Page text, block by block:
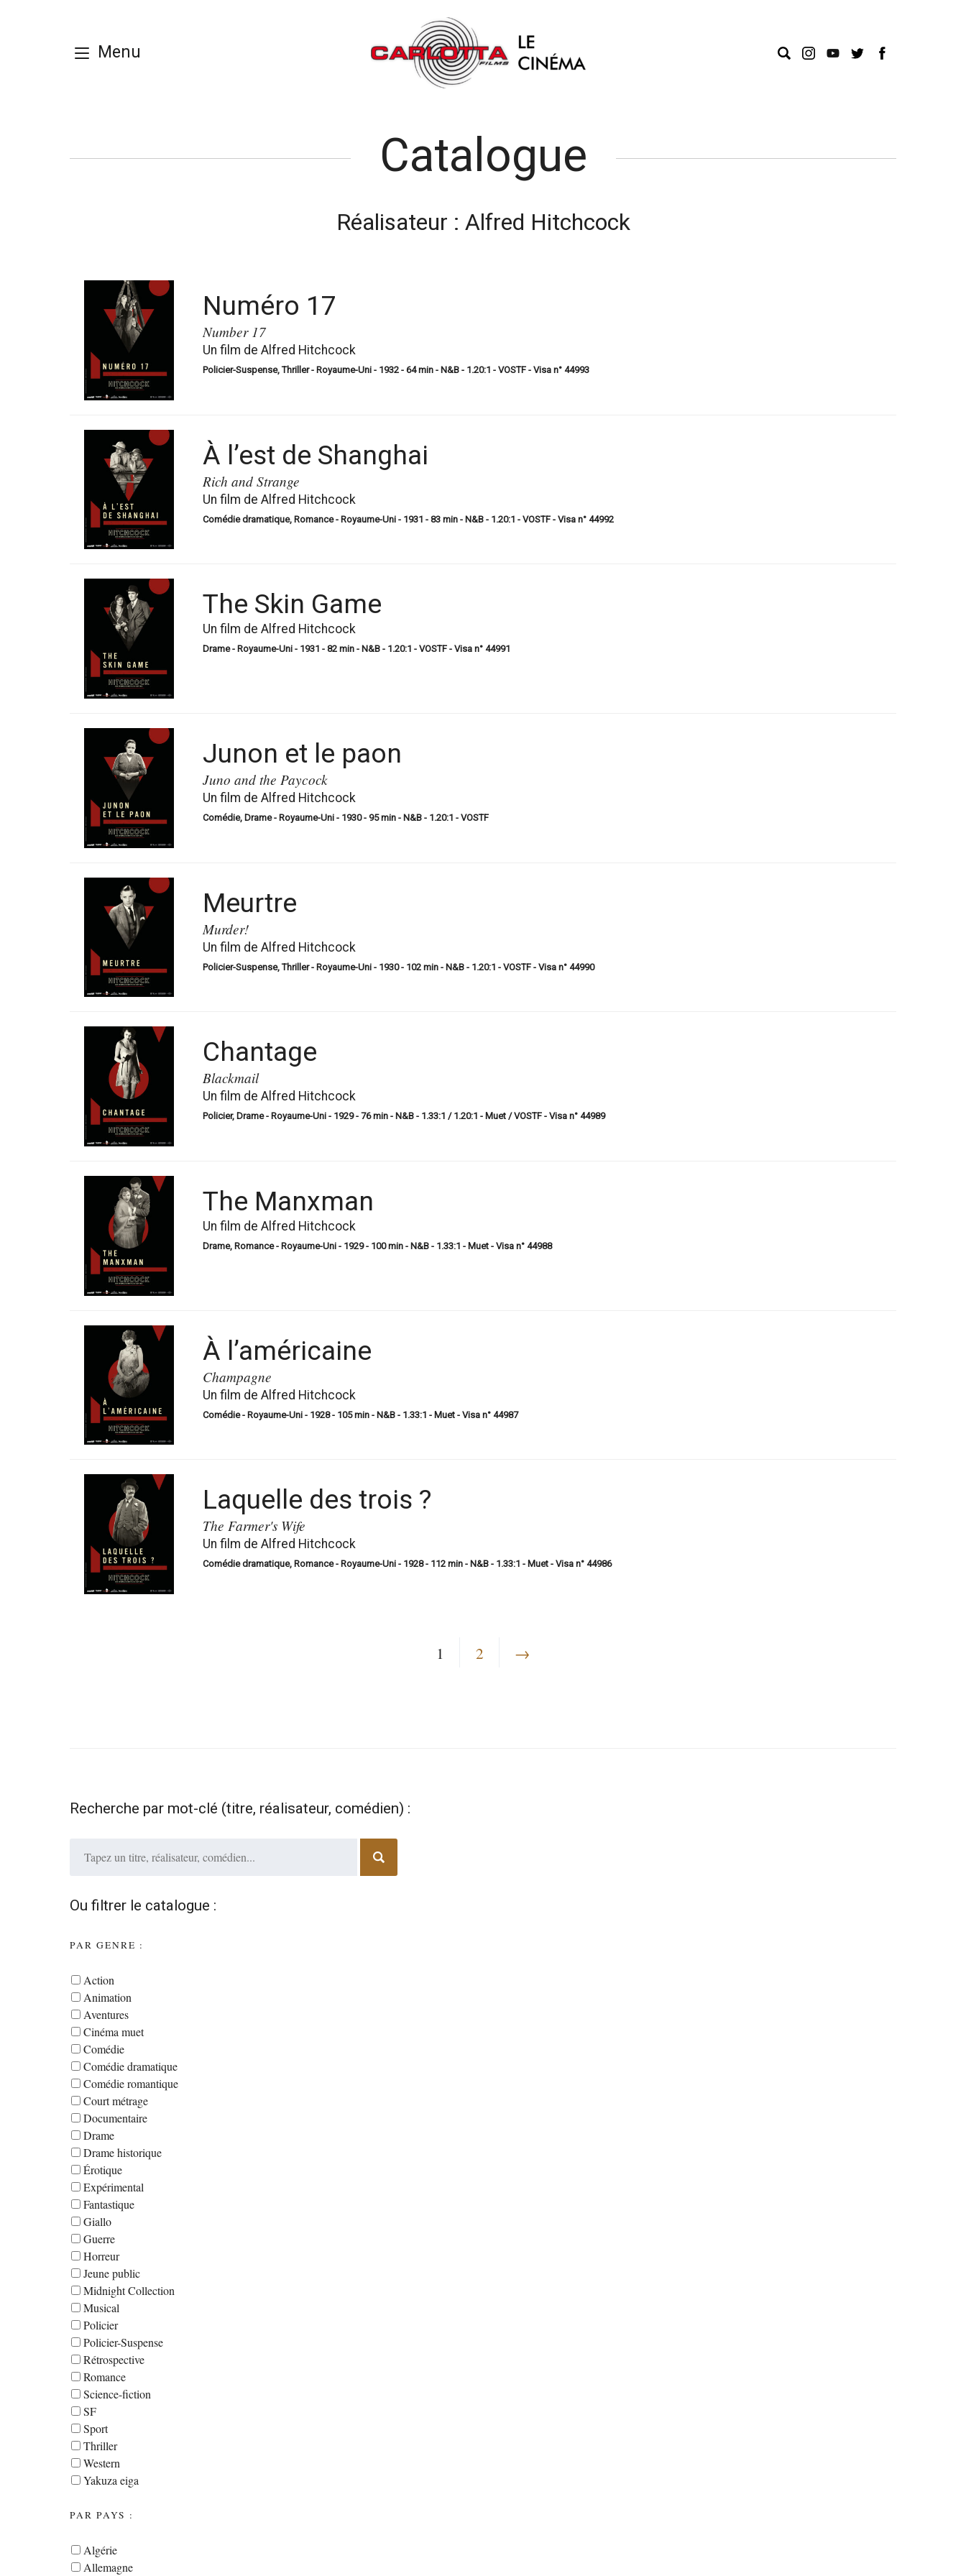
Menu
Catalogue
Réalisateur : Alfred Hitchcock
Numéro 17
Number 17
Un film de Alfred Hitchcock
Policier-Suspense, Thriller - Royaume-Uni - 1932 - 64 min - N&B - 1.20:1 - VOSTF - Visa n° 44993
À l’est de Shanghai
Rich and Strange
Un film de Alfred Hitchcock
Comédie dramatique, Romance - Royaume-Uni - 1931 - 83 min - N&B - 1.20:1 - VOSTF - Visa n° 44992
The Skin Game
Un film de Alfred Hitchcock
Drame - Royaume-Uni - 1931 - 82 min - N&B - 1.20:1 - VOSTF - Visa n° 44991
Junon et le paon
Juno and the Paycock
Un film de Alfred Hitchcock
Comédie, Drame - Royaume-Uni - 1930 - 95 min - N&B - 1.20:1 - VOSTF
Meurtre
Murder!
Un film de Alfred Hitchcock
Policier-Suspense, Thriller - Royaume-Uni - 1930 - 102 min - N&B - 1.20:1 - VOSTF - Visa n° 44990
Chantage
Blackmail
Un film de Alfred Hitchcock
Policier, Drame - Royaume-Uni - 1929 - 76 min - N&B - 1.33:1 / 1.20:1 - Muet / VOSTF - Visa n° 44989
The Manxman
Un film de Alfred Hitchcock
Drame, Romance - Royaume-Uni - 1929 - 100 min - N&B - 1.33:1 - Muet - Visa n° 44988
À l’américaine
Champagne
Un film de Alfred Hitchcock
Comédie - Royaume-Uni - 1928 - 105 min - N&B - 1.33:1 - Muet - Visa n° 44987
Laquelle des trois ?
The Farmer's Wife
Un film de Alfred Hitchcock
Comédie dramatique, Romance - Royaume-Uni - 1928 - 112 min - N&B - 1.33:1 - Muet - Visa n° 44986
1 2 →
Recherche par mot-clé (titre, réalisateur, comédien) :
Ou filtrer le catalogue :
PAR GENRE :
Action
Animation
Aventures
Cinéma muet
Comédie
Comédie dramatique
Comédie romantique
Court métrage
Documentaire
Drame
Drame historique
Érotique
Expérimental
Fantastique
Giallo
Guerre
Horreur
Jeune public
Midnight Collection
Musical
Policier
Policier-Suspense
Rétrospective
Romance
Science-fiction
SF
Sport
Thriller
Western
Yakuza eiga
PAR PAYS :
Algérie
Allemagne